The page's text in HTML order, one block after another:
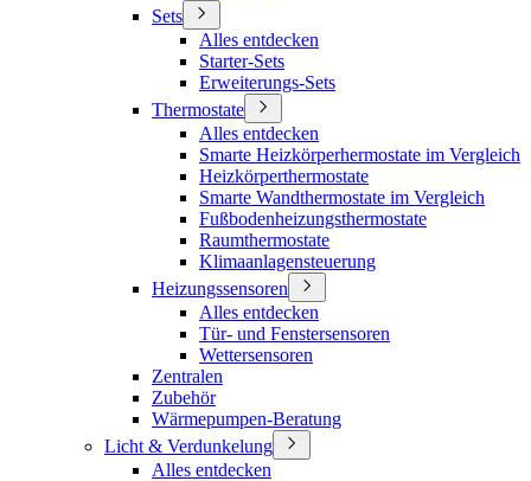
Sets
Alles entdecken
Starter-Sets
Erweiterungs-Sets
Thermostate
Alles entdecken
Smarte Heizkörperhermostate im Vergleich
Heizkörperthermostate
Smarte Wandthermostate im Vergleich
Fußbodenheizungsthermostate
Raumthermostate
Klimaanlagensteuerung
Heizungssensoren
Alles entdecken
Tür- und Fenstersensoren
Wettersensoren
Zentralen
Zubehör
Wärmepumpen-Beratung
Licht & Verdunkelung
Alles entdecken